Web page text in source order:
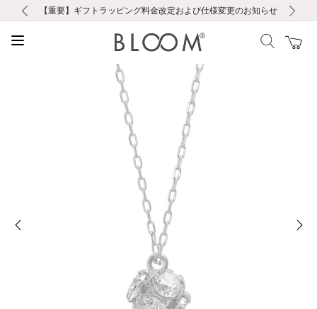
お修理・アフターサービスのご案内
【重要】令和８年熊本地震に伴う集配への影響について
【重要】ギフトラッピング料金改定および仕様変更のお知らせ
【重要】夏季休業の営業についてのご案内
税込5,500円以上で送料無料｜最短24時間以内に発送
新規会員登録で1000ポイントプレゼント！
新規LINE友だち登録で500円クーポンプレゼント
会員限定！レビュー投稿で100ポイントプレゼント
お修理・アフターサービスのご案内
【重要】令和８年熊本地震に伴う集配への影響について